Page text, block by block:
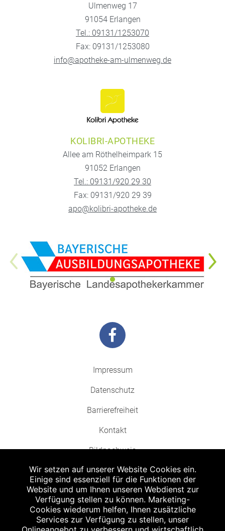
Ulmenweg 17
91054 Erlangen
Tel.: 09131/1253070
Fax: 09131/1253080
info@apotheke-am-ulmenweg.de
KOLIBRI-APOTHEKE
Allee am Röthelheimpark 15
91052 Erlangen
Tel.: 09131/920 29 30
Fax: 09131/920 29 39
apo@kolibri-apotheke.de
Impressum
Datenschutz
Barrierefreiheit
Kontakt
Bildnachweis
Abgabe in haushaltsüblichen Mengen, solange der Vorrat reicht. Für Druck-
und Satzfehler keine Haftung.
Zu Risiken und Nebenwirkungen lesen Sie die Packungsbeilage und fragen
Wir setzen auf unserer Website Cookies ein.
Einige sind essenziell für die Funktionen der
Website und um Ihnen unseren Webdienst zur
Verfügung stellen zu können. Marketing-
Cookies wiederum helfen, Ihnen zusätzliche
Services zur Verfügung zu stellen, unser